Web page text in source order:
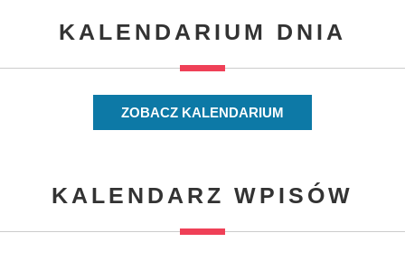
KALENDARIUM DNIA
ZOBACZ KALENDARIUM
KALENDARZ WPISÓW